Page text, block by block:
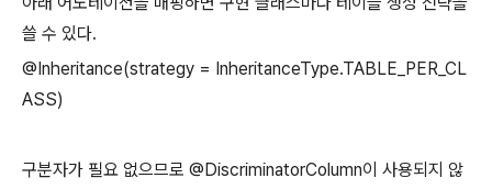
쓸 수 있다.
@Inheritance(strategy = InheritanceType.TABLE_PER_CL
ASS)
구분자가 필요 없으므로 @DiscriminatorColumn이 사용되지 않